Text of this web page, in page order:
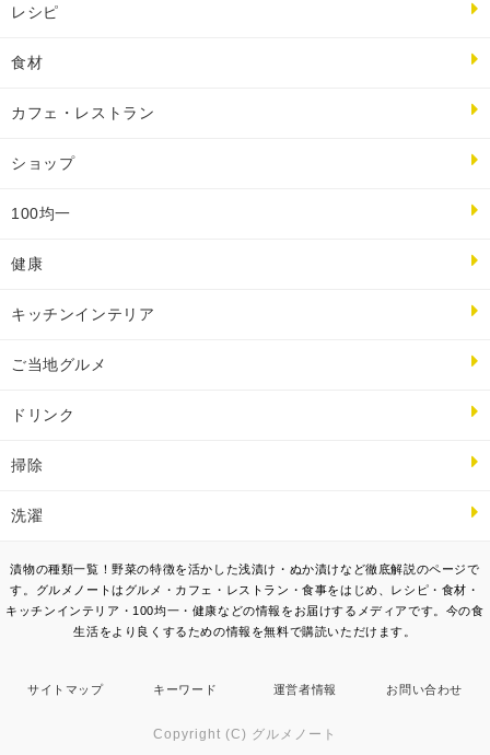
レシピ
食材
カフェ・レストラン
ショップ
100均一
健康
キッチンインテリア
ご当地グルメ
ドリンク
掃除
洗濯
漬物の種類一覧！野菜の特徴を活かした浅漬け・ぬか漬けなど徹底解説のページで
す。グルメノートはグルメ・カフェ・レストラン・食事をはじめ、レシピ・食材・
キッチンインテリア・100均一・健康などの情報をお届けするメディアです。今の食
生活をより良くするための情報を無料で購読いただけます。
サイトマップ キーワード 運営者情報 お問い合わせ
Copyright (C) グルメノート